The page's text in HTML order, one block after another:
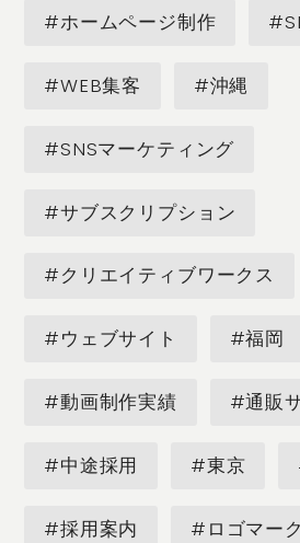
#ホームページ制作
#WEB集客 #沖縄
#SNSマーケティング
#サブスクリプション
#クリエイティブワークス
#ウェブサイト #福岡
#動画制作実績 #通販
#中途採用 #東京
#採用案内 #ロゴマー